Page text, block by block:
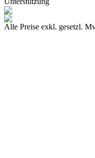
Alle Preise exkl. gesetzl.